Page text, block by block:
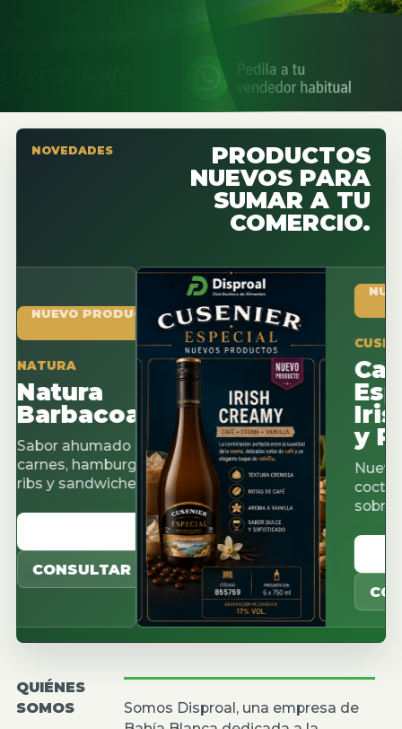
NOVEDADES
PRODUCTOS
NUEVOS PARA
SUMAR A TU
COMERCIO.
PRODUCTO
ahumado para
hamburguesas,
sandwiches.
NUEVO
CUSENIER
Cacao
Irish
y
Nuevos
cocteleria,
sobremesas.
VER
QUIÉNES
SOMOS
Somos Disproal, una empresa de